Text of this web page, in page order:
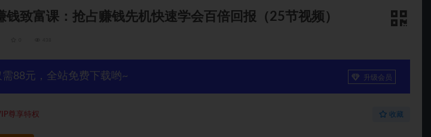
钱致富课：抢占赚钱先机快速学会百倍回报（25节视频）
需88元，全站免费下载哟~ 升级会员
尊享特权 收藏